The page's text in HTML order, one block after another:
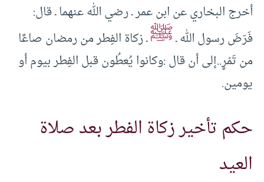
أخرج البخاري عن ابن عمر ـ رضي الله عنهما ـ قال:
فَرَضَ رسول الله ـﷺـ زكاة الفِطر من رمضان صاعًا
من تَمْرٍ..إلى أن قال :وكانوا يُعطُون قبل الفِطر بيوم أو
يومين.
حكم تأخير زكاة الفطر بعد صلاة
العيد